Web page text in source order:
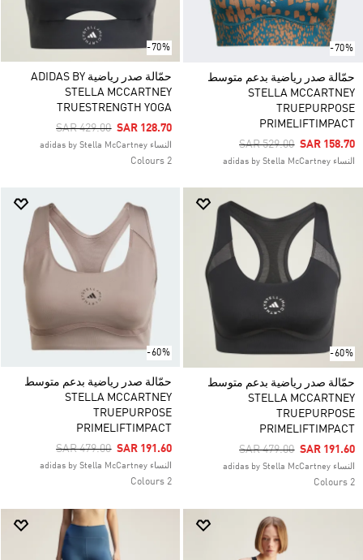
-70%
حمّالة صدر رياضية بدعم متوسط
STELLA MCCARTNEY
TRUEPURPOSE
PRIMELIFTIMPACT
Price Reduced From
SAR 529.00ToSAR 158.70
النساء adidas by Stella McCartney
-70%
حمّالة صدر رياضية ADIDAS BY
STELLA MCCARTNEY
TRUESTRENGTH YOGA
Price Reduced From
SAR 429.00ToSAR 128.70
النساء adidas by Stella McCartney
2 Colours
-60%
حمّالة صدر رياضية بدعم متوسط
STELLA MCCARTNEY
TRUEPURPOSE
PRIMELIFTIMPACT
Price Reduced From
SAR 479.00ToSAR 191.60
النساء adidas by Stella McCartney
2 Colours
-60%
حمّالة صدر رياضية بدعم متوسط
STELLA MCCARTNEY
TRUEPURPOSE
PRIMELIFTIMPACT
Price Reduced From
SAR 479.00ToSAR 191.60
النساء adidas by Stella McCartney
2 Colours